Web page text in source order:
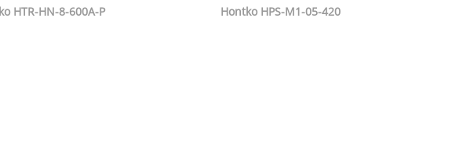
HTR-HN-8-600A-P Hontko HPS-M1-05-420